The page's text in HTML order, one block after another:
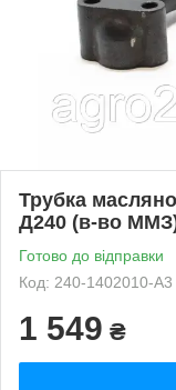
Трубка
Д240 (в-во
Готово до відправки
Код: 240-1402010-А3
1 549 ₴